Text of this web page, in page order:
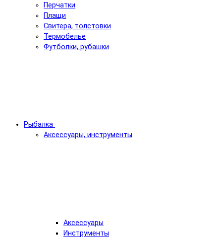
Перчатки
Плащи
Свитера, толстовки
Термобелье
Футболки, рубашки
Рыбалка
Аксессуары, инструменты
Аксессуары
Инструменты